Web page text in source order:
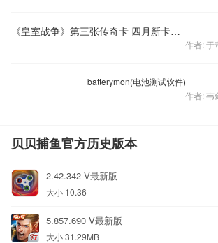
《皇室战争》第三张传奇卡 四月新卡牌曝光
作者: 于
batterymon(电池测试软件)
作者: 韦
贝贝捕鱼官方历史版本
2.42.342 V最新版
大小 10.36
5.857.690 V最新版
大小 31.29MB